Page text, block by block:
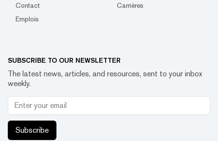
Contact
Carrières
Emplois
SUBSCRIBE TO OUR NEWSLETTER
The latest news, articles, and resources, sent to your inbox
weekly.
Subscribe